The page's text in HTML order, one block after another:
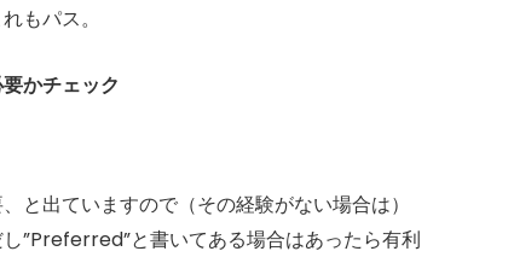
もパス。
かチェック
と出ていますので（その経験がない場合は）
”Preferred”と書いてある場合はあったら有利